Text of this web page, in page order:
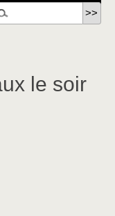
le soir